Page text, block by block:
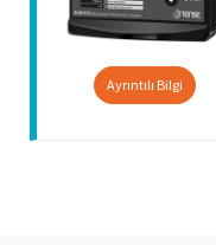
Ayrıntılı Bilgi